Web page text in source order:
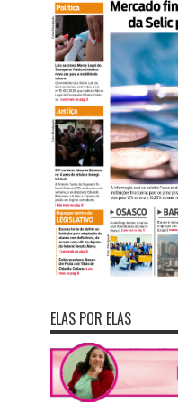
ELAS POR ELAS